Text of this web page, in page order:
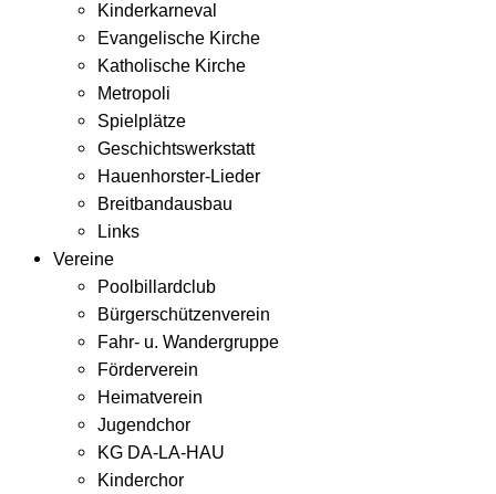
Kinderkarneval
Evangelische Kirche
Katholische Kirche
Metropoli
Spielplätze
Geschichtswerkstatt
Hauenhorster-Lieder
Breitbandausbau
Links
Vereine
Poolbillardclub
Bürgerschützenverein
Fahr- u. Wandergruppe
Förderverein
Heimatverein
Jugendchor
KG DA-LA-HAU
Kinderchor